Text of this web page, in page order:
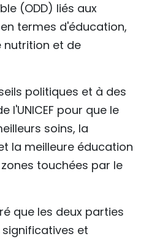
(ODD) liés aux
termes d'éducation,
nutrition et de
politiques et à des
l'UNICEF pour que le
soins, la
la meilleure éducation
touchées par le
que les deux parties
et